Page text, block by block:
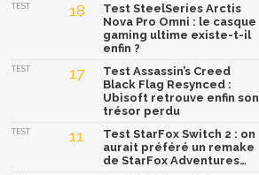
TEST 18
Test SteelSeries Arctis
Nova Pro Omni : le casque
gaming ultime existe-t-il
enfin ?
TEST 17
Test Assassin’s Creed
Black Flag Resynced :
Ubisoft retrouve enfin son
trésor perdu
TEST 11
Test StarFox Switch 2 : on
aurait préféré un remake
de StarFox Adventures…